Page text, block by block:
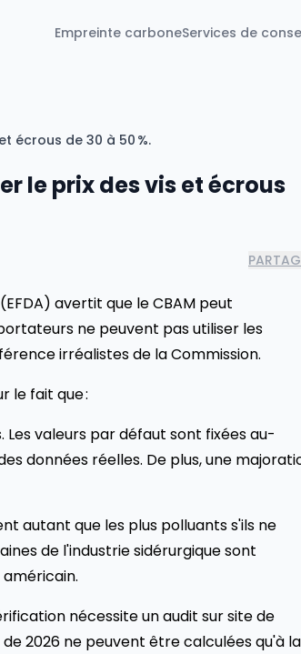
Empreinte carboneServices de
écrous de 30 à 50 %.
le prix des vis et écrous
avertit que le CBAM peut
ne peuvent pas utiliser les
irréalistes de la Commission.
le fait que :
valeurs par défaut sont fixées au-
données réelles. De plus, une
autant que les plus polluants s'ils ne
de l'industrie sidérurgique sont
nécessite un audit sur site de
2026 ne peuvent être calculées qu'à la